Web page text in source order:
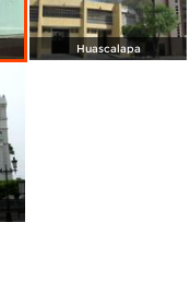
Huascalapa